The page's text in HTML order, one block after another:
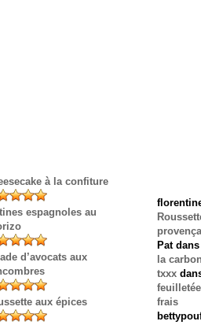
à la confiture
espagnoles au
d’avocats aux
aux épices
Patdans
la
txxx
frais